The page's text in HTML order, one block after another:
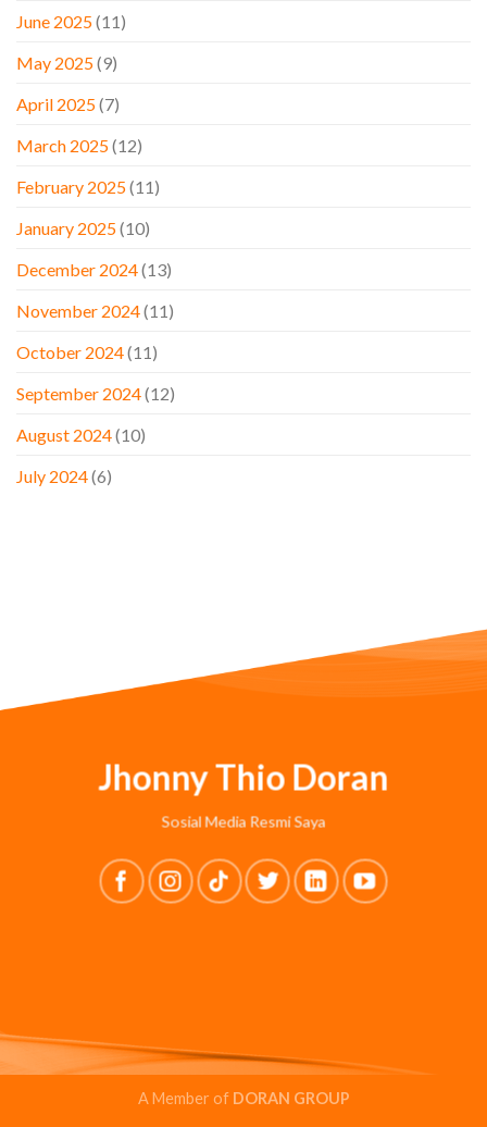
June 2025(11)
May 2025(9)
April 2025(7)
March 2025(12)
February 2025(11)
January 2025(10)
December 2024(13)
November 2024(11)
October 2024(11)
September 2024(12)
August 2024(10)
July 2024(6)
Jhonny Thio Doran
Sosial Media Resmi Saya
A Member of DORAN GROUP